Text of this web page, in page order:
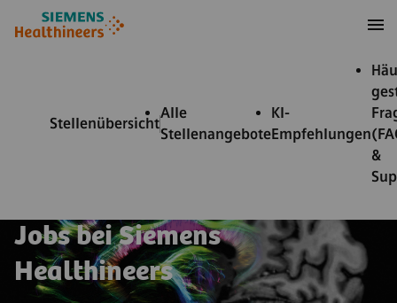
springen
springen
Stellenübersicht
Alle
Stellenangebote
KI-
Empfehlungen
&
Jobs bei Siemens
Healthineers